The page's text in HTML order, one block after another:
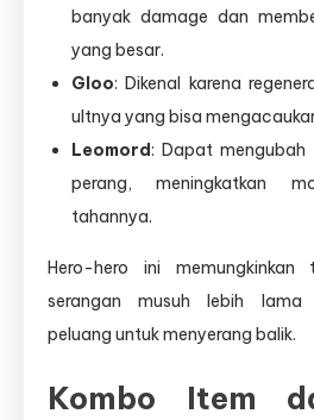
banyak damage dan
yang besar.
Gloo: Dikenal karena
ultnya yang bisa
Leomord: Dapat mengubah
perang, meningkatkan
tahannya.
Hero-hero ini
serangan musuh lebih lama
peluang untuk menyerang balik.
Kombo Item